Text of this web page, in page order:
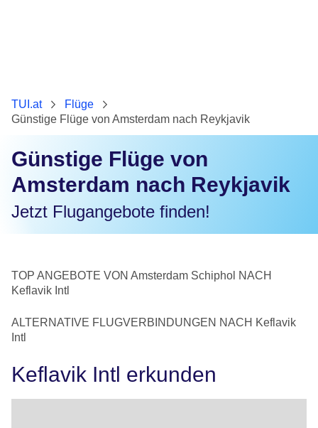
TUI.at
Flüge
Günstige Flüge von Amsterdam nach Reykjavik
Günstige Flüge von
Amsterdam nach Reykjavik
Jetzt Flugangebote finden!
TOP ANGEBOTE VON Amsterdam Schiphol NACH
Keflavik Intl
ALTERNATIVE FLUGVERBINDUNGEN NACH Keflavik
Intl
Keflavik Intl erkunden